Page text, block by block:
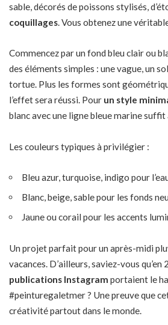
sable, décorés de poissons stylisés,
coquillages . Vous obtenez une
Commencez par un fond bleu clair ou
des éléments simples : une vague, un
tortue. Plus les formes sont
l’effet sera réussi. Pour un style
blanc avec une ligne bleue marine suffit
Les couleurs typiques à privilégier :
Bleu azur, turquoise, indigo pour
Blanc, beige, sable pour les fonds
Jaune ou corail pour les accents
Un projet parfait pour un après-midi
vacances. D’ailleurs, saviez-vous qu’en
publications Instagram portaient le
#peinturegaletmer ? Une preuve que
créativité partout dans le monde.